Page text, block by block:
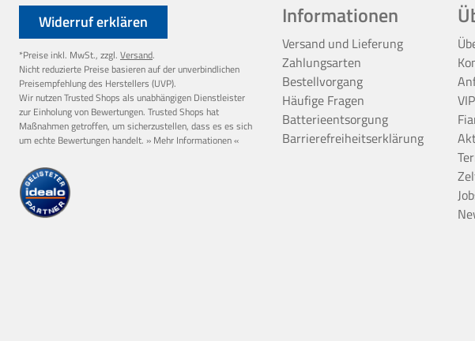
Widerruf erklären
*Preise inkl. MwSt., zzgl. Versand.
Nicht reduzierte Preise basieren auf der unverbindlichen
Preisempfehlung des Herstellers (UVP).
Wir nutzen Trusted Shops als unabhängigen Dienstleister
zur Einholung von Bewertungen. Trusted Shops hat
Maßnahmen getroffen, um sicherzustellen, dass es es sich
um echte Bewertungen handelt. » Mehr Informationen «
Informationen
Versand und Lieferung
Zahlungsarten
Bestellvorgang
Häufige Fragen
Batterieentsorgung
Barrierefreiheitserklärung